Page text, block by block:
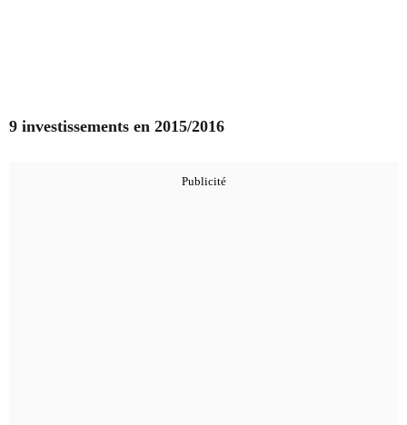
9 investissements en 2015/2016